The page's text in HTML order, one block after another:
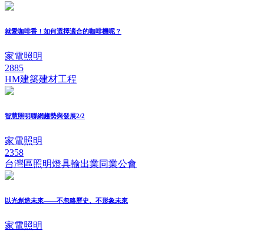
就愛咖啡香！如何選擇適合的咖啡機呢？
家電照明
2885
HM建築建材工程
智慧照明聯網趨勢與發展2/2
家電照明
2358
台灣區照明燈具輸出業同業公會
以光創造未來——不忽略歷史、不形象未來
家電照明